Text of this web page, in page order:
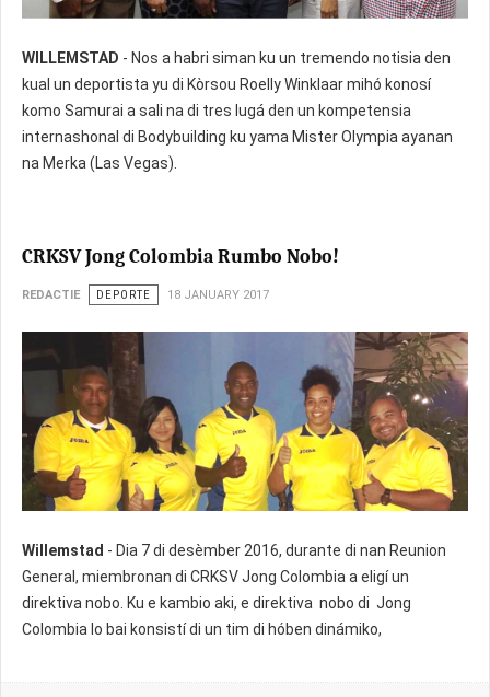
WILLEMSTAD - Nos a habri siman ku un tremendo notisia den
kual un deportista yu di Kòrsou Roelly Winklaar mihó konosí
komo Samurai a sali na di tres lugá den un kompetensia
internashonal di Bodybuilding ku yama Mister Olympia ayanan
na Merka (Las Vegas).
CRKSV Jong Colombia Rumbo Nobo!
REDACTIE DEPORTE 18 JANUARY 2017
Willemstad - Dia 7 di desèmber 2016, durante di nan Reunion
General, miembronan di CRKSV Jong Colombia a eligí un
direktiva nobo. Ku e kambio aki, e direktiva nobo di Jong
Colombia lo bai konsistí di un tim di hóben dinámiko,